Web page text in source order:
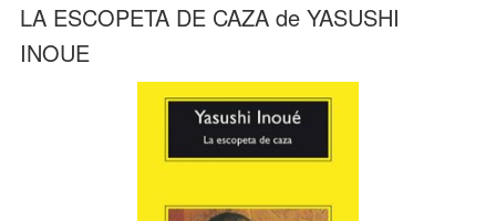
LA ESCOPETA DE CAZA de YASUSHI
INOUE